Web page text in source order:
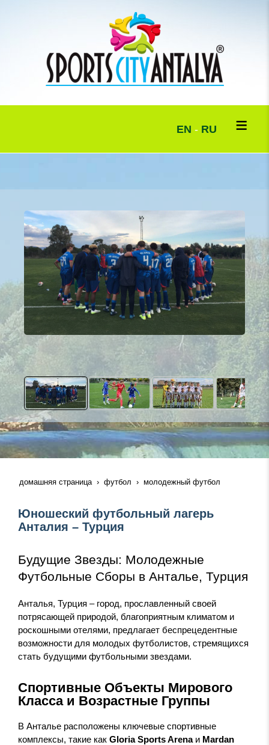
EN - RU
домашняя страница футбол молодежный футбол
Юношеский футбольный лагерь
Анталия – Турция
Будущие Звезды: Молодежные
Футбольные Сборы в Анталье, Турция
Анталья, Турция – город, прославленный своей
потрясающей природой, благоприятным климатом и
роскошными отелями, предлагает беспрецедентные
возможности для молодых футболистов, стремящихся
стать будущими футбольными звездами.
Спортивные Объекты Мирового
Класса и Возрастные Группы
В Анталье расположены ключевые спортивные
комплексы, такие как Gloria Sports Arenaи Mardan